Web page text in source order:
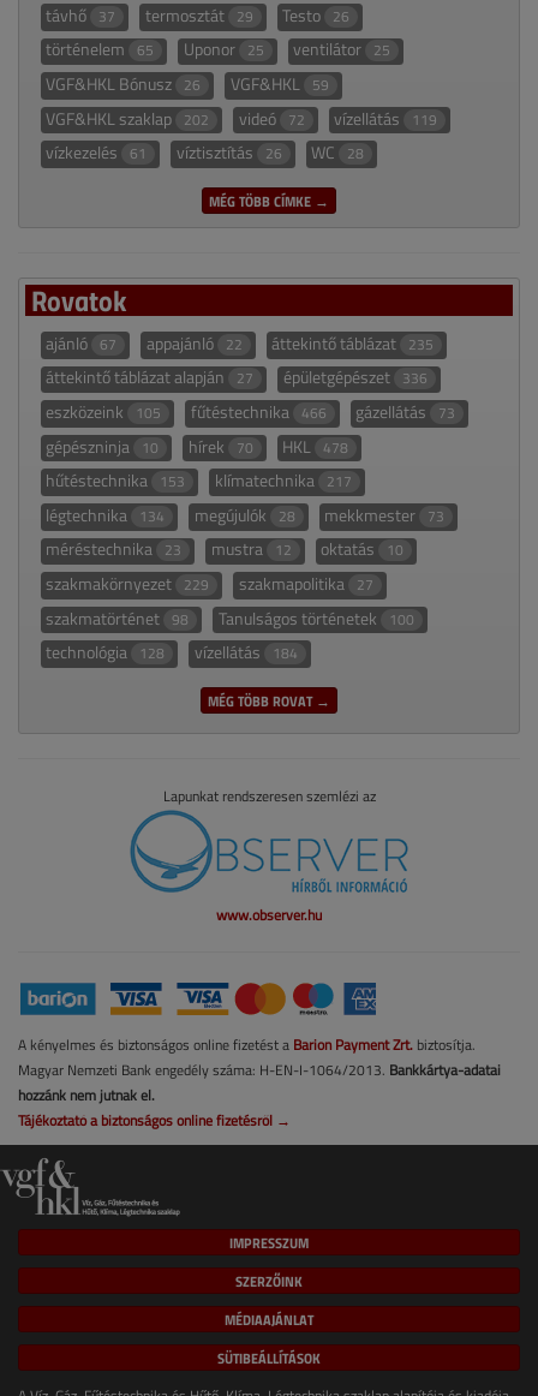
távhő 37 termosztát 29 Testo 26
történelem 65 Uponor 25 ventilátor 25
VGF&HKL Bónusz 26 VGF&HKL 59
VGF&HKL szaklap 202 videó 72 vízellátás 119
vízkezelés 61 víztisztítás 26 WC 28
MÉG TÖBB CÍMKE →
Rovatok
ajánló 67 appajánló 22 áttekintő táblázat 235
áttekintő táblázat alapján 27 épületgépészet 336
eszközeink 105 fűtéstechnika 466 gázellátás 73
gépészninja 10 hírek 70 HKL 478
hűtéstechnika 153 klímatechnika 217
légtechnika 134 megújulók 28 mekkmester 73
méréstechnika 23 mustra 12 oktatás 10
szakmakörnyezet 229 szakmapolitika 27
szakmatörténet 98 Tanulságos történetek 100
technológia 128 vízellátás 184
MÉG TÖBB ROVAT →
Lapunkat rendszeresen szemlézi az
www.observer.hu
A kényelmes és biztonságos online fizetést a Barion Payment Zrt. biztosítja.
Magyar Nemzeti Bank engedély száma: H-EN-I-1064/2013. Bankkártya-adatai
hozzánk nem jutnak el.
Tájékoztató a biztonságos online fizetésről →
IMPRESSZUM
SZERZŐINK
MÉDIAAJÁNLAT
SÜTIBEÁLLÍTÁSOK